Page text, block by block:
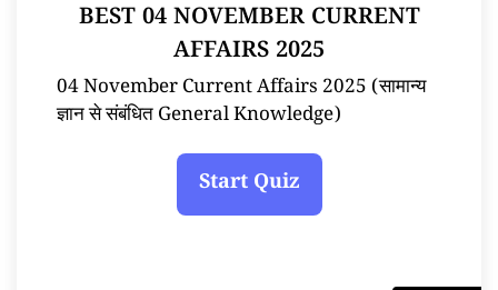
BEST 04 NOVEMBER CURRENT
AFFAIRS 2025
04 November Current Affairs 2025 (सामान्य
ज्ञान से संबंधित General Knowledge)